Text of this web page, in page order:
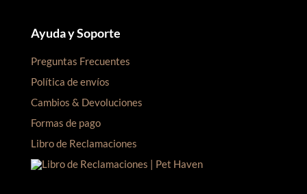
Ayuda y Soporte
Preguntas Frecuentes
Política de envíos
Cambios & Devoluciones
Formas de pago
Libro de Reclamaciones